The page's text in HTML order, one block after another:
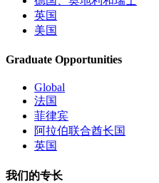
英国
美国
Graduate Opportunities
Global
法国
菲律宾
阿拉伯联合酋长国
英国
我们的专长